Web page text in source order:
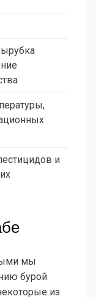
и
мы
бурой
из